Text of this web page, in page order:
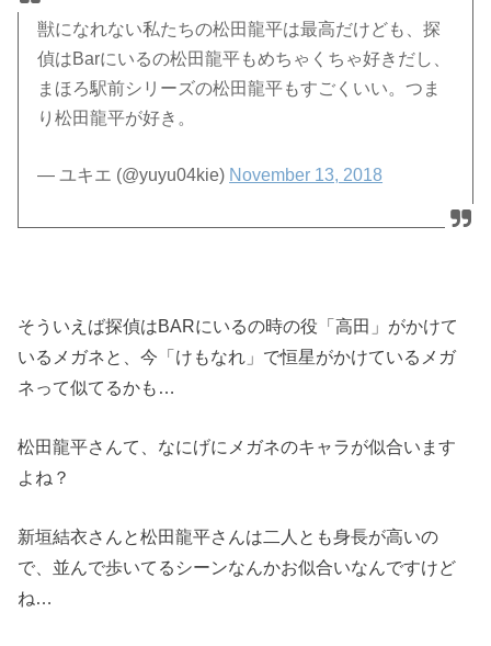
獣になれない私たちの松田龍平は最高だけども、探
偵はBarにいるの松田龍平もめちゃくちゃ好きだし、
まほろ駅前シリーズの松田龍平もすごくいい。つま
り松田龍平が好き。
— ユキエ (@yuyu04kie) November 13, 2018
そういえば探偵はBARにいるの時の役「高田」がかけて
いるメガネと、今「けもなれ」で恒星がかけているメガ
ネって似てるかも…
松田龍平さんて、なにげにメガネのキャラが似合います
よね？
新垣結衣さんと松田龍平さんは二人とも身長が高いの
で、並んで歩いてるシーンなんかお似合いなんですけど
ね…